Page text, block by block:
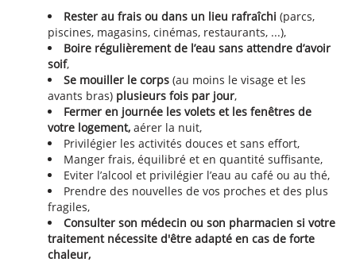
Rester au frais ou dans un lieu rafraîchi (parcs,
piscines, magasins, cinémas, restaurants, ...),
Boire régulièrement de l’eau sans attendre d’avoir
soif,
Se mouiller le corps (au moins le visage et les
avants bras) plusieurs fois par jour,
Fermer en journée les volets et les fenêtres de
votre logement, aérer la nuit,
Privilégier les activités douces et sans effort,
Manger frais, équilibré et en quantité suffisante,
Eviter l’alcool et privilégier l’eau au café ou au thé,
Prendre des nouvelles de vos proches et des plus
fragiles,
Consulter son médecin ou son pharmacien si votre
traitement nécessite d'être adapté en cas de forte
chaleur,